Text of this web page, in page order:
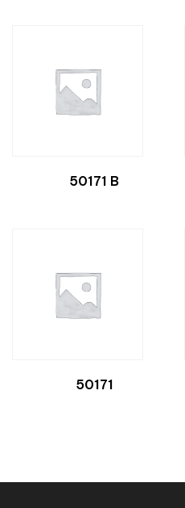
50171 B
50171